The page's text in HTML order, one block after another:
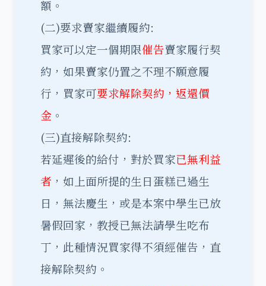
額。
(二)要求賣家繼續履約:
買家可以定一個期限催告賣家履行契
約，如果賣家仍置之不理不願意履
行，買家可要求解除契約，返還價
金 。
(三)直接解除契約:
若延遲後的給付，對於買家已無利益
者 ，如上面所提的生日蛋糕已過生
日，無法慶生，或是本案中學生已放
暑假回家，教授已無法請學生吃布
丁，此種情況買家得不須經催告，直
接解除契約。